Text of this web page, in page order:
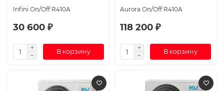
Infini On/Off R410A
30 600 ₽
В корзину
Aurora On/Off R410A
118 200 ₽
В корзину